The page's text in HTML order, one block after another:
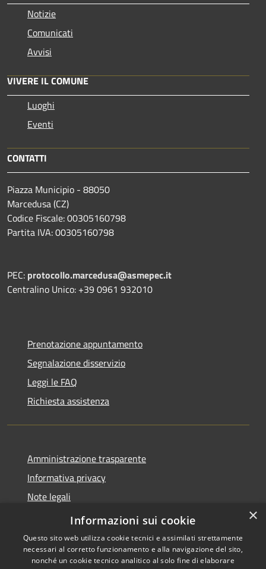
Notizie
Comunicati
Avvisi
VIVERE IL COMUNE
Luoghi
Eventi
CONTATTI
Piazza Municipio - 88050
Marcedusa (CZ)
Codice Fiscale: 00305160798
Partita IVA: 00305160798
PEC: protocollo.marcedusa@asmepec.it
Centralino Unico: +39 0961 932010
Prenotazione appuntamento
Segnalazione disservizio
Leggi le FAQ
Richiesta assistenza
Amministrazione trasparente
Informativa privacy
Note legali
Dichiarazione di accessibilità
×
Informazioni sui cookie
Questo sito web utilizza cookie tecnici e assimilati strettamente
necessari al corretto funzionamento e alla navigazione del sito,
nonché un cookie tecnico analitico al solo fine di elaborare